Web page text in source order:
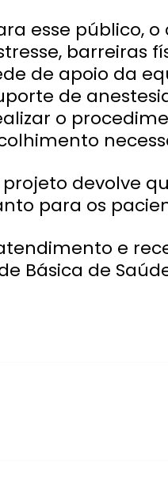
esse público,
barreiras
de apoio da
de
o
projeto devolve
para os
e
Básica de